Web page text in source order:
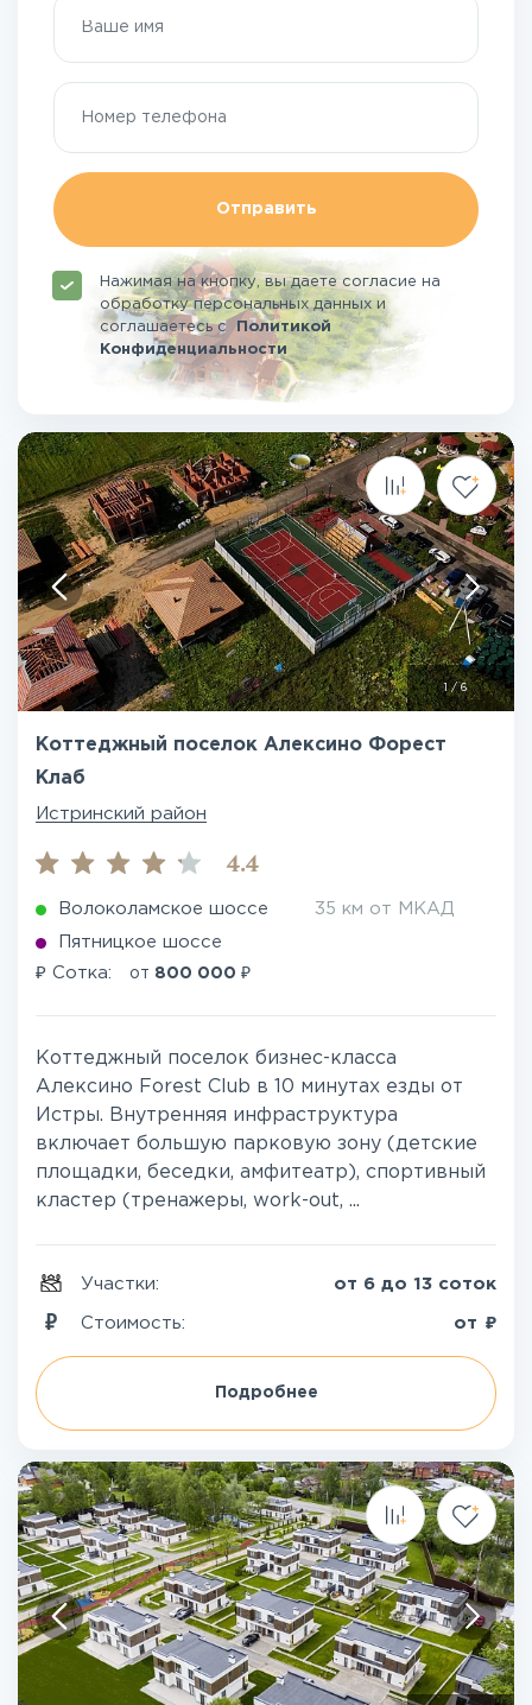
Отправить
Нажимая на кнопку, вы даете согласие на
обработку персональных данных и
соглашаетесьсПолитикой
Конфиденциальности
1/6
Коттеджный поселок Алексино Форест
Клаб
Истринский район
4.4
Волоколамское шоссе 35 км от МКАД
Пятницкое шоссе
₽ Сотка: от 800 000 ₽
Коттеджный поселок бизнес-класса
Алексино Forest Club в 10 минутах езды от
Истры. Внутренняя инфраструктура
включает большую парковую зону (детские
площадки, беседки, амфитеатр), спортивный
кластер (тренажеры, work-out, ...
Участки: от 6 до 13 соток
Стоимость: от ₽
Подробнее